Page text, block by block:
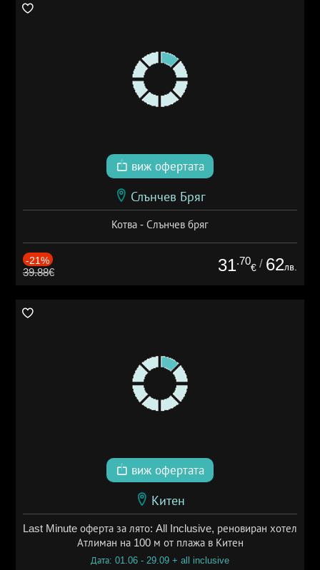
виж офертата
Слънчев Бряг
Котва - Слънчев бряг
-21%
39.88€ 31.70
€ / 62лв.
виж офертата
Китен
Last Minute оферта за лято: All Inclusive, реновиран хотел
Атлиман на 100 м от плажа в Китен
Дата: 01.06 - 29.09 + all inclusive